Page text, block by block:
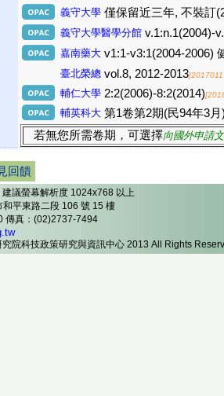
義守大學 僅保留近三年, 不裝訂
義守大學醫學分館 v.1:n.1(2004)-
嘉南藥大 v1:1-v3:1(2004-2006)
臺北榮總 vol.8, 2012-2013
輔仁大學 2:2(2006)-8:2(2014)
輔英科大 第1卷第2期(民94年3
若無您所需卷期，可選擇向國外申請
回饋
議螢幕解析度 1024x768 以上
平東路二段 106 號 15 樓
傳真：(02)2737-7494
院科技政策研究與資訊中心 2013 All Rights